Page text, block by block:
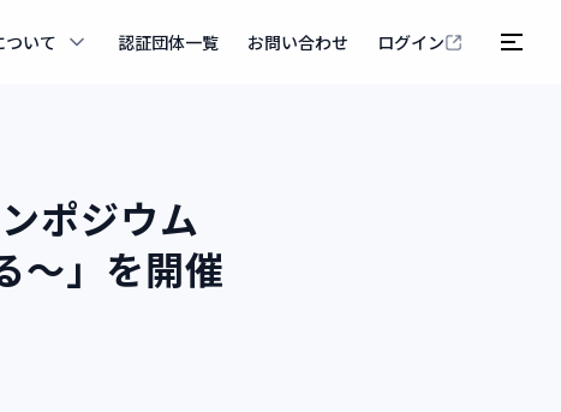
ついて 認証団体一覧 お問い合わせ ログイン
ポジウム
～」を開催